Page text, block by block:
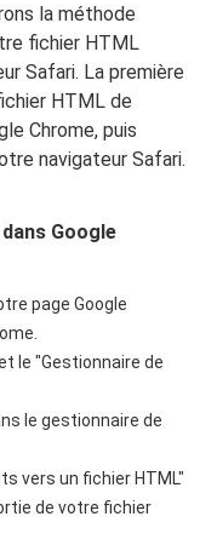
la méthode
fichier HTML
Safari. La première
HTML de
Chrome, puis
navigateur Safari.
Google
page Google
le "Gestionnaire de
le gestionnaire de
vers un fichier HTML"
de votre fichier